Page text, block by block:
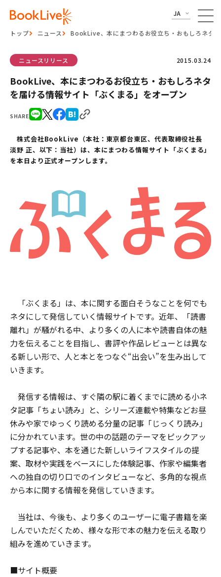
JA
トップ ニュース BookLive、本にまつわるお役立ち・おもしろネタ
SHARE
ニュースリリース 2015.03.24
BookLive、本にまつわるお役立ち・おもしろネタ
を届ける情報サイト「ぶくまる」をオープン
株式会社BookLive （本社：東京都台東区、代表取締役社長
淡野 正、以下：当社）は、本にまつわる情報サイト「ぶくまる」
を本日より正式オープンします。
「ぶくまる」は、本に関する面白そうなことを何でも
ネタにして発信していく情報サイトです。近年、「読書
離れ」が騒がれる中、より多くの人に本や読書自体の魅
力を伝えることを目指し、書評や作品レビューとは異な
る新しい形で、人と本とをつなぐ“出会い”を生み出して
いきます。
発信する情報は、すぐ隣の駅に着くまでに読める小ネ
タ記事「ちょい読み」と、シリーズ連載や特集などお昼
休みや家でゆっくり読める分量の記事「じっくり読み」
に分かれています。世の中の話題のテーマをピックアッ
プする記事や、本を通じた新しいライフスタイルの提
案、取材や実践をベースにした体験記事、作家や編集者
への独自の切り口でのインタビューなど、多角的な視点
から本に関する情報を発信していきます。
当社は、今後も、より多くのユーザーに電子書籍を楽
しんでいただくため、様々な形で本の魅力を伝える取り
組みを進めていきます。
■サイト概要